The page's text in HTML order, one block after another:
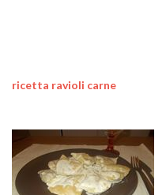
ricetta ravioli carne